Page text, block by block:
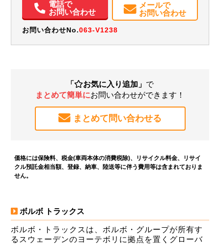
パワステ パワーウィンドウ PMマフラー Sリミッタ
電話で
お問い合わせ
メールで
お問い合わせ
お問い合わせNo.063-V1238
「 お気に入り追加」 で
まとめて簡単にお問い合わせができます！
まとめて問い合わせる
価格には保険料、税金(車両本体の消費税除)、リサイクル料金、リサイ
クル預託金相当額、登録、納車、陸送等に伴う費用等は含まれておりま
せん。
ボルボ トラックス
ボルボ・トラックスは、ボルボ・グループが所有す
るスウェーデンのヨーテボリに拠点を置くグローバ